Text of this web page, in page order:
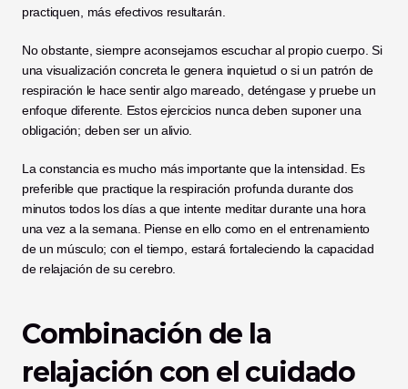
practiquen, más efectivos resultarán.
No obstante, siempre aconsejamos escuchar al propio cuerpo. Si
una visualización concreta le genera inquietud o si un patrón de
respiración le hace sentir algo mareado, deténgase y pruebe un
enfoque diferente. Estos ejercicios nunca deben suponer una
obligación; deben ser un alivio.
La constancia es mucho más importante que la intensidad. Es
preferible que practique la respiración profunda durante dos
minutos todos los días a que intente meditar durante una hora
una vez a la semana. Piense en ello como en el entrenamiento
de un músculo; con el tiempo, estará fortaleciendo la capacidad
de relajación de su cerebro.
Combinación de la
relajación con el cuidado